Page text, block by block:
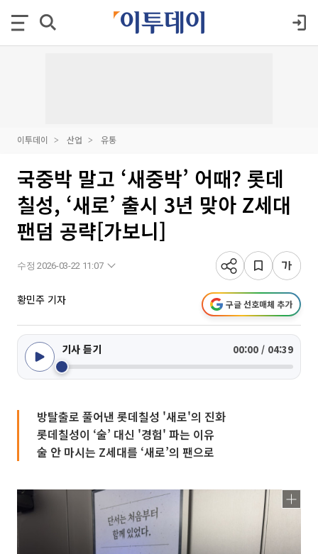
이투데이 산업 유통
국중박 말고 ‘새중박’ 어때? 롯데
칠성, ‘새로’ 출시 3년 맞아 Z세대
팬덤 공략[가보니]
수정 2026-03-22 11:07
황민주 기자 구글 선호매체 추가
기사 듣기 00:00 / 04:39
방탈출로 풀어낸 롯데칠성 '새로'의 진화
롯데칠성이 ‘술’ 대신 '경험' 파는 이유
술 안 마시는 Z세대를 ‘새로’의 팬으로